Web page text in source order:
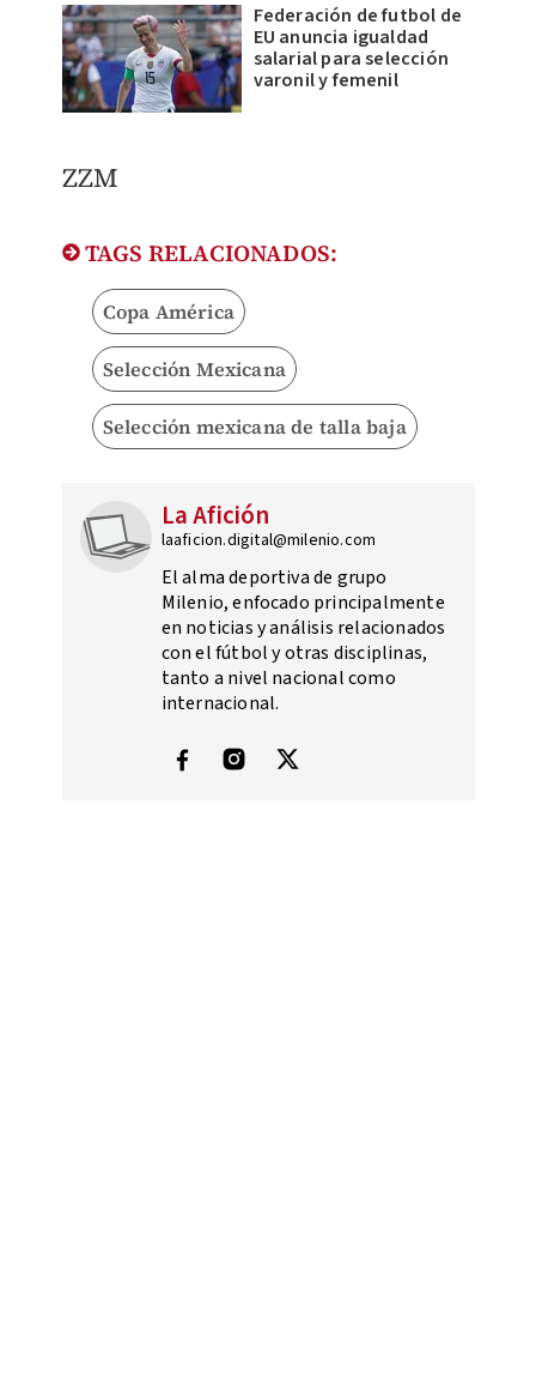
Federación de futbol de
EU anuncia igualdad
salarial para selección
varonil y femenil
ZZM
TAGS RELACIONADOS:
Copa América
Selección Mexicana
Selección mexicana de talla baja
La Afición
laaficion.digital@milenio.com
El alma deportiva de grupo
Milenio, enfocado principalmente
en noticias y análisis relacionados
con el fútbol y otras disciplinas,
tanto a nivel nacional como
internacional.